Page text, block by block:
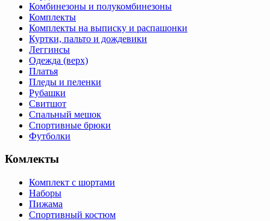
Комбинезоны и полукомбинезоны
Комплекты
Комплекты на выписку и распашонки
Куртки, пальто и дождевики
Леггинсы
Одежда (верх)
Платья
Пледы и пеленки
Рубашки
Свитшот
Спальный мешок
Спортивные брюки
Футболки
Комлекты
Комплект с шортами
Наборы
Пижама
Спортивный костюм